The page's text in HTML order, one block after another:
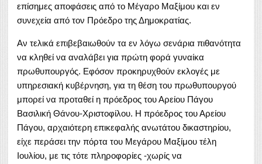
επίσημες αποφάσεις από το Μέγαρο Μαξίμου και εν
συνεχεία από τον Πρόεδρο της Δημοκρατίας.
Αν τελικά επιβεβαιωθούν τα εν λόγω σενάρια πιθανότητα
να κληθεί να αναλάβει για πρώτη φορά γυναίκα
πρωθυπουργός. Εφόσον προκηρυχθούν εκλογές με
υπηρεσιακή κυβέρνηση, για τη θέση του πρωθυπουργού
μπορεί να προταθεί η πρόεδρος του Αρείου Πάγου
Βασιλική Θάνου-Χριστοφίλου. Η πρόεδρος του Αρείου
Πάγου, αρχαιότερη επικεφαλής ανωτάτου δικαστηρίου,
είχε περάσει την πόρτα του Μεγάρου Μαξίμου τέλη
Ιουλίου, με τις τότε πληροφορίες -χωρίς να